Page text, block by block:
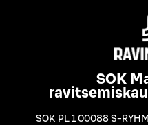
SOK
SOK PL 1 00088 S-